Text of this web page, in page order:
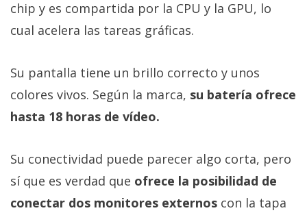
chip y es compartida por la CPU y la GPU, lo
cual acelera las tareas gráficas.
Su pantalla tiene un brillo correcto y unos
colores vivos. Según la marca, su batería ofrece
hasta 18 horas de vídeo.
Su conectividad puede parecer algo corta, pero
sí que es verdad que ofrece la posibilidad de
conectar dos monitores externos con la tapa